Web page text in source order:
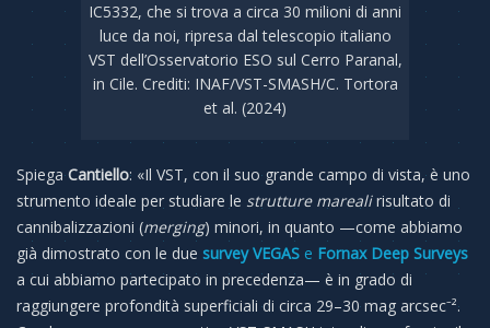
IC5332, che si trova a circa 30 milioni di anni
luce da noi, ripresa dal telescopio italiano
VST dell’Osservatorio ESO sul Cerro Paranal,
in Cile. Crediti: INAF/VST-SMASH/C. Tortora
et al. (2024)
SpiegaCantiello: «Il VST, con il suo grande campo di vista, è uno
strumento ideale per studiare le strutture marealirisultato di
cannibalizzazioni (merging) minori, in quanto —come abbiamo
già dimostrato con le due survey VEGAS e Fornax Deep Surveys
a cui abbiamo partecipato in precedenza— è in grado di
raggiungere profondità superficiali di circa 29–30 mag arcsec⁻².